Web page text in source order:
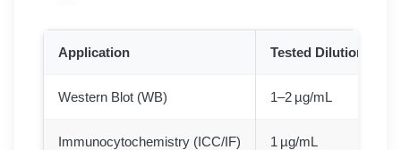
Application Tested Dilution
Western Blot (WB) 1–2 µg/mL
Immunocytochemistry (ICC/IF) 1 µg/mL